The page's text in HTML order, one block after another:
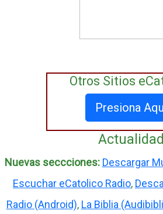
Otros Sitios
Presiona
Actualidad
Nuevas seccciones: Descargar
Escuchar eCatolico Radio,
Radio (Android), La Biblia